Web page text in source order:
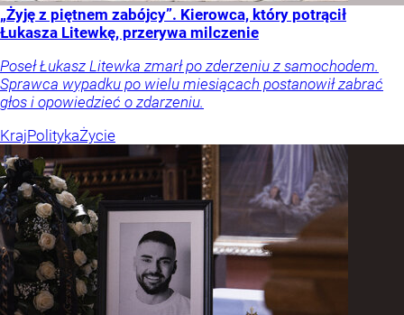
„Żyję z piętnem zabójcy”. Kierowca, który potrącił
Łukasza Litewkę, przerywa milczenie
Poseł Łukasz Litewka zmarł po zderzeniu z samochodem.
Sprawca wypadku po wielu miesiącach postanowił zabrać
głos i opowiedzieć o zdarzeniu.
KrajPolitykaŻycie